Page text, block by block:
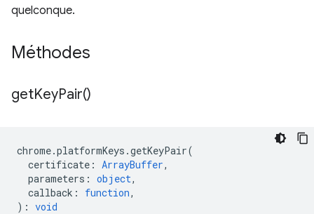
quelconque.
Méthodes
getKeyPair()
chrome.platformKeys .getKeyPair(
certificate : ArrayBuffer,
parameters : object,
callback : function,
) : void